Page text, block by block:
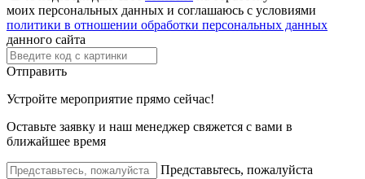
моих персональных данных и соглашаюсь с условиями
политики в отношении обработки персональных данных
данного сайта
Отправить
Устройте мероприятие прямо сейчас!
Оставьте заявку и наш менеджер свяжется с вами в
ближайшее время
Представьтесь, пожалуйста